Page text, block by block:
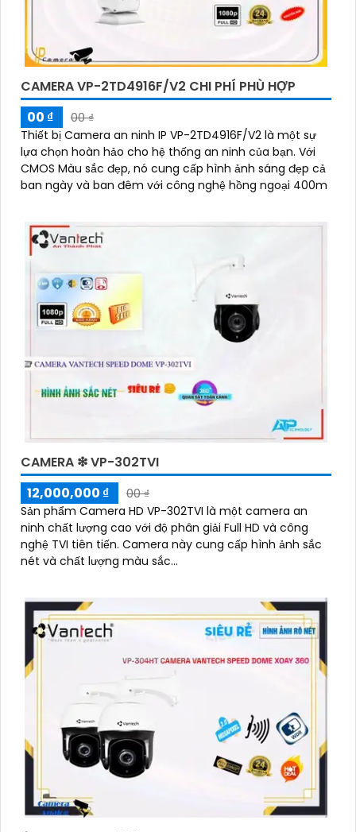
CAMERA VP-2TD4916F/V2 CHI PHÍ PHÙ HỢP
00 ₫
00 ₫
Thiết bị Camera an ninh IP VP-2TD4916F/V2 là một sự
lựa chọn hoàn hảo cho hệ thống an ninh của bạn. Với
CMOS Màu sắc đẹp, nó cung cấp hình ảnh sáng đẹp cả
ban ngày và ban đêm với công nghệ hồng ngoại 400m
CAMERA ❇ VP-302TVI
12,000,000 ₫
00 ₫
Sản phẩm Camera HD VP-302TVI là một camera an
ninh chất lượng cao với độ phân giải Full HD và công
nghệ TVI tiên tiến. Camera này cung cấp hình ảnh sắc
nét và chất lượng màu sắc...